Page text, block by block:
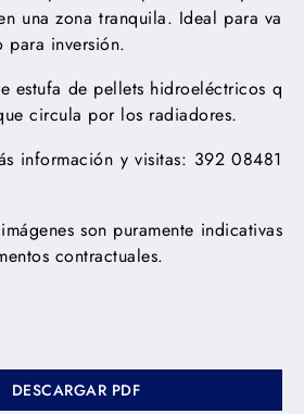
una zona tranquila. Ideal para va
para inversión.
estufa de pellets hidroeléctricos q
circula por los radiadores.
información y visitas: 392 08481
son puramente indicativas
contractuales.
DESCARGAR PDF